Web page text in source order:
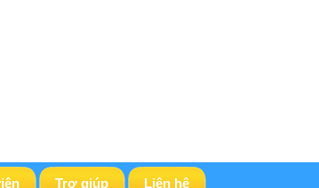
Trợ giúp Liên hệ